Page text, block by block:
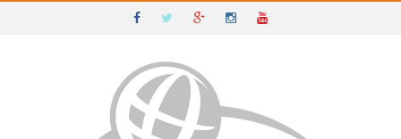
IGUAÍ E SUDOESTE DA BAHIA